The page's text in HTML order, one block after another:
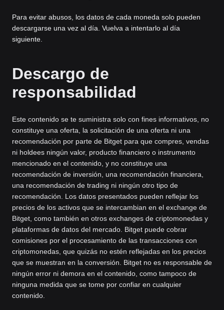
Para evitar abusos, los datos de cada moneda solo pueden
descargarse una vez al día. Vuelva a intentarlo al día
siguiente.
Descargo de
responsabilidad
Este contenido se te suministra solo con fines informativos, no
constituye una oferta, la solicitación de una oferta ni una
recomendación por parte de Bitget para que compres, vendas
ni holdees ningún valor, producto financiero o instrumento
mencionado en el contenido, y no constituye una
recomendación de inversión, una recomendación financiera,
una recomendación de trading ni ningún otro tipo de
recomendación. Los datos presentados pueden reflejar los
precios de los activos que se intercambian en el exchange de
Bitget, como también en otros exchanges de criptomonedas y
plataformas de datos del mercado. Bitget puede cobrar
comisiones por el procesamiento de las transacciones con
criptomonedas, que quizás no estén reflejadas en los precios
que se muestran en la conversión. Bitget no es responsable de
ningún error ni demora en el contenido, como tampoco de
ninguna medida que se tome por confiar en cualquier
contenido.